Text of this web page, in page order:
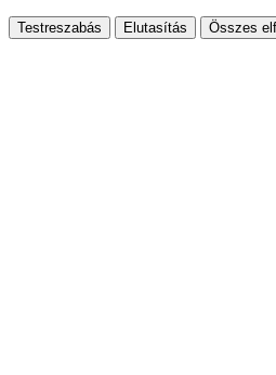
Testreszabás Elutasítás Összes